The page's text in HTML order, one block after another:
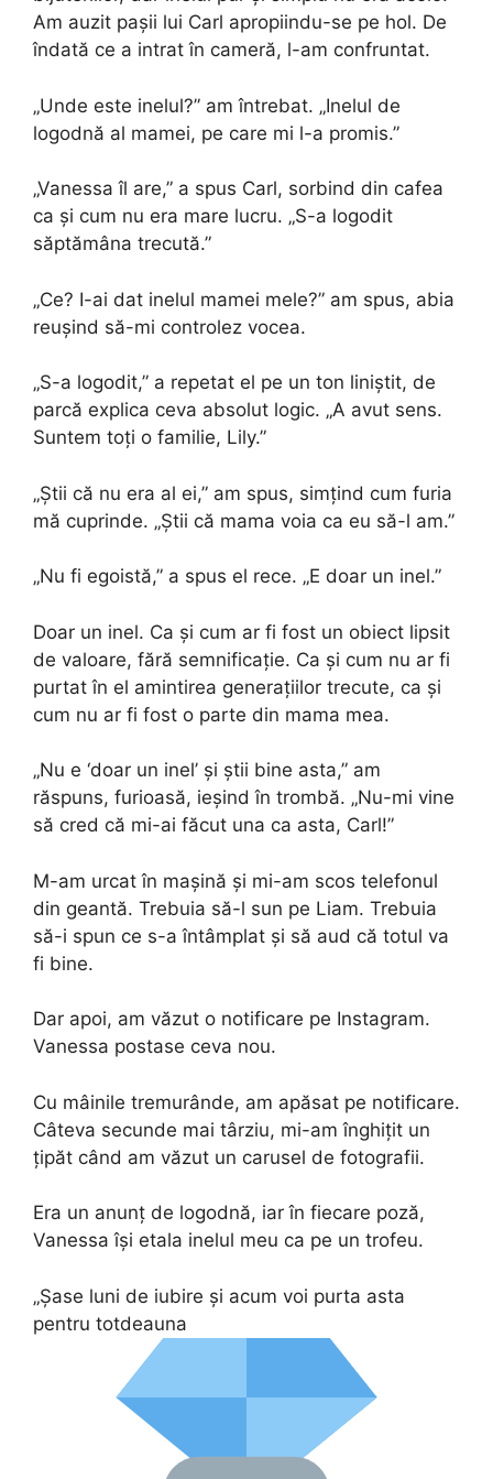
Am auzit pașii lui Carl apropiindu-se pe hol. De
îndată ce a intrat în cameră, l-am confruntat.
„Unde este inelul?” am întrebat. „Inelul de
logodnă al mamei, pe care mi l-a promis.”
„Vanessa îl are,” a spus Carl, sorbind din cafea
ca și cum nu era mare lucru. „S-a logodit
săptămâna trecută.”
„Ce? I-ai dat inelul mamei mele?” am spus, abia
reușind să-mi controlez vocea.
„S-a logodit,” a repetat el pe un ton liniștit, de
parcă explica ceva absolut logic. „A avut sens.
Suntem toți o familie, Lily.”
„Știi că nu era al ei,” am spus, simțind cum furia
mă cuprinde. „Știi că mama voia ca eu să-l am.”
„Nu fi egoistă,” a spus el rece. „E doar un inel.”
Doar un inel. Ca și cum ar fi fost un obiect lipsit
de valoare, fără semnificație. Ca și cum nu ar fi
purtat în el amintirea generațiilor trecute, ca și
cum nu ar fi fost o parte din mama mea.
„Nu e ‘doar un inel’ și știi bine asta,” am
răspuns, furioasă, ieșind în trombă. „Nu-mi vine
să cred că mi-ai făcut una ca asta, Carl!”
M-am urcat în mașină și mi-am scos telefonul
din geantă. Trebuia să-l sun pe Liam. Trebuia
să-i spun ce s-a întâmplat și să aud că totul va
fi bine.
Dar apoi, am văzut o notificare pe Instagram.
Vanessa postase ceva nou.
Cu mâinile tremurânde, am apăsat pe notificare.
Câteva secunde mai târziu, mi-am înghițit un
țipăt când am văzut un carusel de fotografii.
Era un anunț de logodnă, iar în fiecare poză,
Vanessa își etala inelul meu ca pe un trofeu.
„Șase luni de iubire și acum voi purta asta
pentru totdeauna